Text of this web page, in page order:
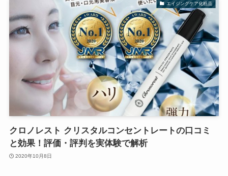
エイジングケア化粧品
クロノレスト クリスタルコンセントレートの口コミ
と効果！評価・評判を実体験で解析
2020年10月8日